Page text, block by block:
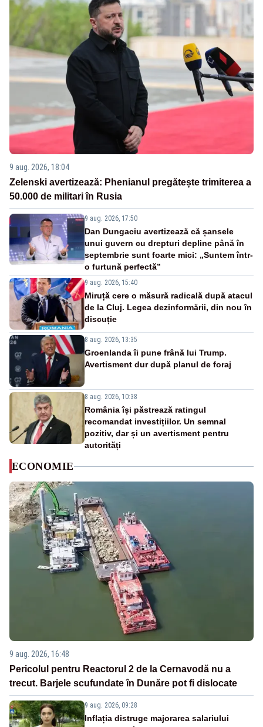
9 aug. 2026, 18:04
Zelenski avertizează: Phenianul pregătește trimiterea a
50.000 de militari în Rusia
9 aug. 2026, 17:50
Dan Dungaciu avertizează că șansele
unui guvern cu drepturi depline până în
septembrie sunt foarte mici: „Suntem într-
o furtună perfectă”
9 aug. 2026, 15:40
Miruță cere o măsură radicală după atacul
de la Cluj. Legea dezinformării, din nou în
discuție
8 aug. 2026, 13:35
Groenlanda îi pune frână lui Trump.
Avertisment dur după planul de foraj
8 aug. 2026, 10:38
România își păstrează ratingul
recomandat investițiilor. Un semnal
pozitiv, dar și un avertisment pentru
autorități
ECONOMIE
9 aug. 2026, 16:48
Pericolul pentru Reactorul 2 de la Cernavodă nu a
trecut. Barjele scufundate în Dunăre pot fi dislocate
9 aug. 2026, 09:28
Inflația distruge majorarea salariului